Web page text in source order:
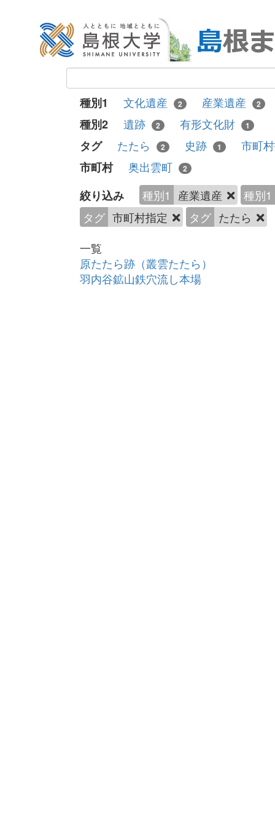
種別1 文化遺産 2 産業遺産 2
種別2 遺跡 2 有形文化財 1
タグ たたら 2 史跡 1
市町
市町村
奥出雲町 2
絞り込み 種別1 産業遺産
種別1
タグ 市町村指定 タグ たたら
一覧
原たたら跡（叢雲たたら）
羽内谷鉱山鉄穴流し本場